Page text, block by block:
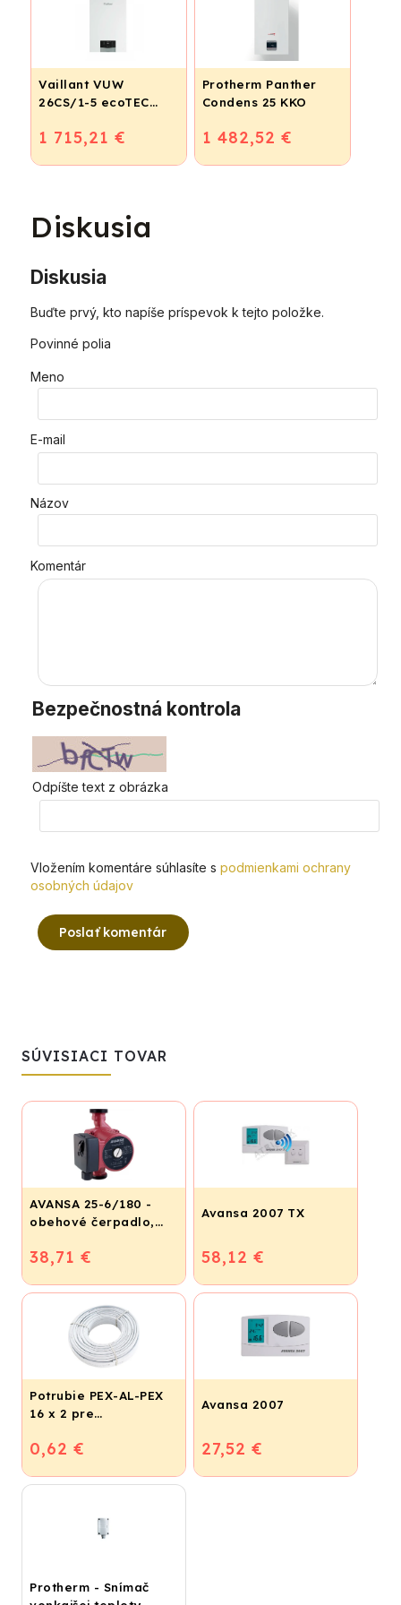
Vaillant VUW
26CS/1-5 ecoTEC
prietokovým
1 715,21 €
Protherm Panther
Condens 25 KKO
1 482,52 €
Diskusia
Diskusia
Buďte prvý, kto napíše príspevok k tejto položke.
Povinné polia
Meno
E-mail
Názov
Komentár
Bezpečnostná kontrola
Odpíšte text z obrázka
Vložením komentáre súhlasíte s podmienkami ochrany
osobných údajov
Poslať komentár
SÚVISIACI TOVAR
AVANSA 25-6/180 -
obehové čerpadlo,
38,71 €
Avansa 2007 TX
58,12 €
Potrubie PEX-AL-PEX
16 x 2 pre
podlahové kúrenie a
0,62 €
Avansa 2007
27,52 €
Protherm - Snímač